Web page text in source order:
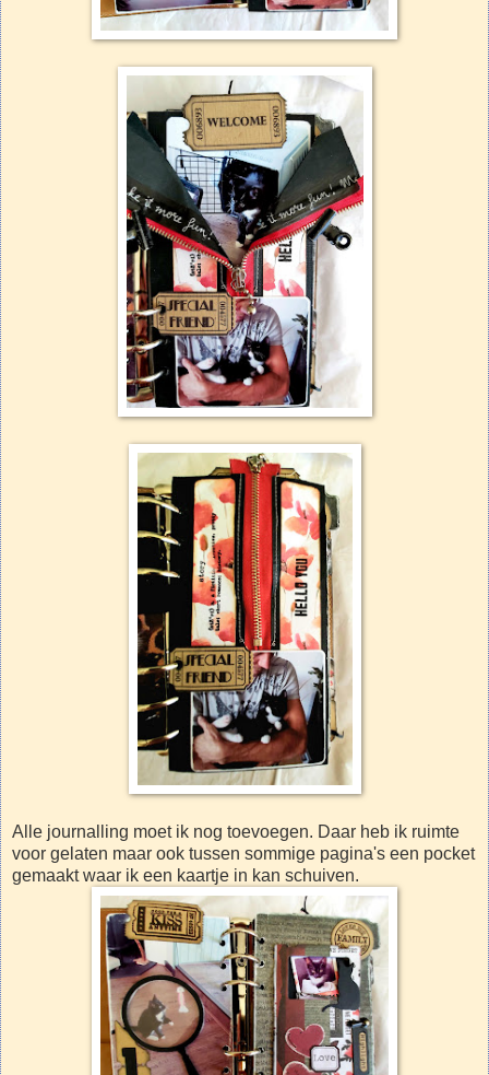
Alle journalling moet ik nog toevoegen. Daar heb ik ruimte
voor gelaten maar ook tussen sommige pagina's een pocket
gemaakt waar ik een kaartje in kan schuiven.